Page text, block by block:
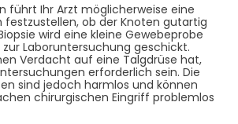
führt Ihr Arzt möglicherweise eine
festzustellen, ob der Knoten gutartig
wird eine kleine Gewebeprobe
Laboruntersuchung geschickt.
Verdacht auf eine Talgdrüse hat,
erforderlich sein. Die
sind jedoch harmlos und können
chirurgischen Eingriff problemlos